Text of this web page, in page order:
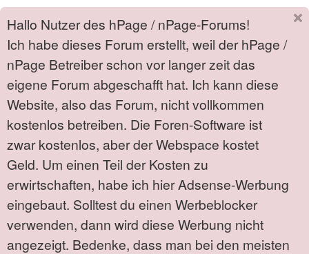
Hallo Nutzer des hPage / nPage-Forums!
Ich habe dieses Forum erstellt, weil der hPage /
nPage Betreiber schon vor langer zeit das
eigene Forum abgeschafft hat. Ich kann diese
Website, also das Forum, nicht vollkommen
kostenlos betreiben. Die Foren-Software ist
zwar kostenlos, aber der Webspace kostet
Geld. Um einen Teil der Kosten zu
erwirtschaften, habe ich hier Adsense-Werbung
eingebaut. Solltest du einen Werbeblocker
verwenden, dann wird diese Werbung nicht
angezeigt. Bedenke, dass man bei den meisten